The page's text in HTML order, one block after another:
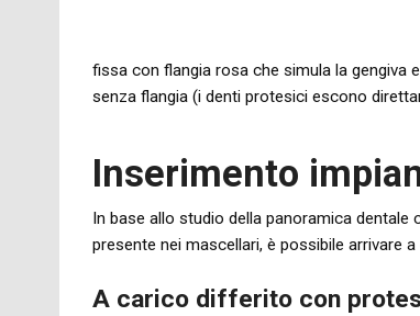
fissa con flangia rosa che simula la gengiva
senza flangia (i denti protesici escono
Inserimento
In base allo studio della panoramica dentale
presente nei mascellari, è possibile arrivare
A carico differito con